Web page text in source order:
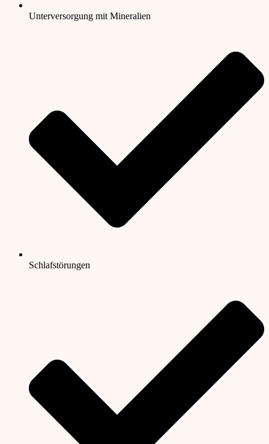
Unterversorgung mit Mineralien
Schlafstörungen